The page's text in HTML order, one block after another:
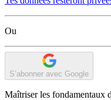
Ou
S’abonner avec Google
Maîtriser les fondamentaux